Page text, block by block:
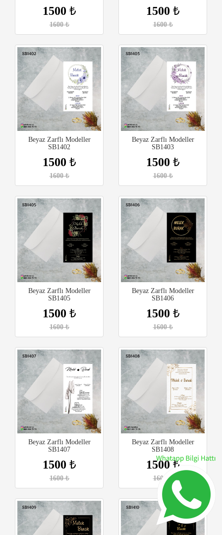
1500 ₺
1600₺
1500 ₺
1600₺
Beyaz Zarflı Modeller
SB1402
1500 ₺
1600₺
Beyaz Zarflı Modeller
SB1403
1500 ₺
1600₺
Beyaz Zarflı Modeller
SB1405
1500 ₺
1600₺
Beyaz Zarflı Modeller
SB1406
1500 ₺
1600₺
Beyaz Zarflı Modeller
SB1407
1500 ₺
1600₺
Beyaz Zarflı Modeller
SB1408
1500₺
1600₺